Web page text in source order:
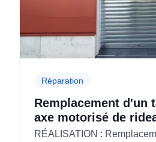
Réparation
Remplacement d'un
axe motorisé de
pour M'CHADAL
RÉALISATION :